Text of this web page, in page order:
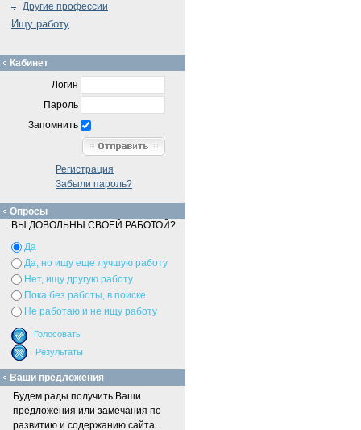
Другие профессии
Ищу работу
Кабинет
Логин
Пароль
Запомнить
Регистрация
Забыли пароль?
Опросы
ВЫ ДОВОЛЬНЫ СВОЕЙ РАБОТОЙ?
Да
Да, но ищу еще лучшую работу
Нет, ищу другую работу
Пока без работы, в поиске
Не работаю и не ищу работу
Ваши предложения
Будем рады получить Ваши
предложения или замечания по
развитию и содержанию сайта.